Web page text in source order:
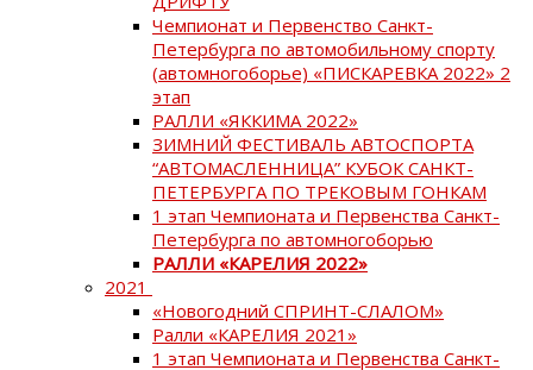
Чемпионат и Первенство Санкт-
Петербурга по автомобильному спорту
(автомногоборье) «ПИСКАРЕВКА 2022» 2
этап
РАЛЛИ «ЯККИМА 2022»
ЗИМНИЙ ФЕСТИВАЛЬ АВТОСПОРТА
“АВТОМАСЛЕННИЦА” КУБОК САНКТ-
ПЕТЕРБУРГА ПО ТРЕКОВЫМ ГОНКАМ
1 этап Чемпионата и Первенства Санкт-
Петербурга по автомногоборью
РАЛЛИ «КАРЕЛИЯ 2022»
2021
«Новогодний СПРИНТ-СЛАЛОМ»
Ралли «КАРЕЛИЯ 2021»
1 этап Чемпионата и Первенства Санкт-